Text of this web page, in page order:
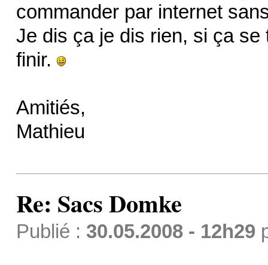
commander par internet
Je dis ça je dis rien, si ça
finir.
Amitiés,
Mathieu
Re: Sacs Domke
Publié : 30.05.2008 - 12h29